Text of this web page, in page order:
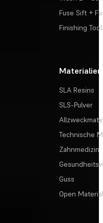
Fuse Sift +
Finishing
Materialien
SLA Resins
SLS-Pulver
Technische
Zahnmedizin
Guss
Open